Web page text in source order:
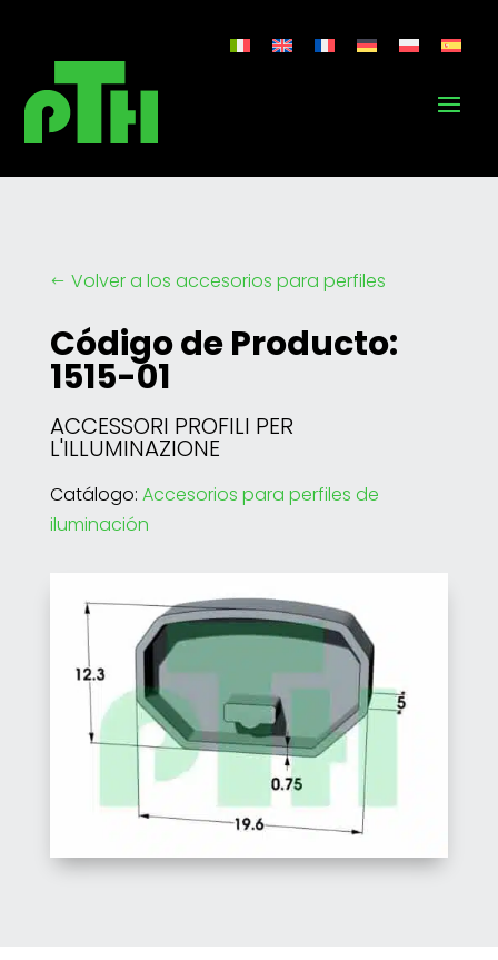
# Volver a los accesorios para perfiles
Código de Producto:
1515-01
ACCESSORI PROFILI PER
L'ILLUMINAZIONE
Catálogo: Accesorios para perfiles de
iluminación